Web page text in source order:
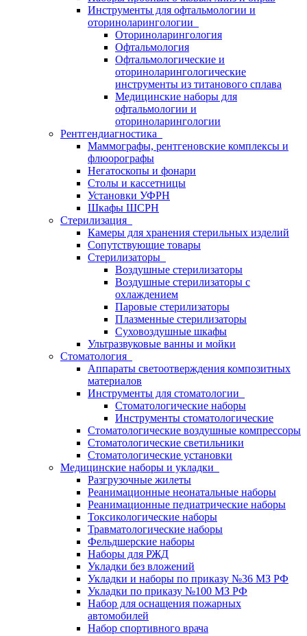
Инструменты для офтальмологии и
оториноларингологии
Оториноларингология
Офтальмология
Офтальмологические и
оториноларингологические
инструменты из титанового сплава
Медицинские наборы для
офтальмологии и
оториноларингологии
Рентгендиагностика
Маммографы, рентгеновские комплексы и
флюорографы
Негатоскопы и фонари
Столы и кассетницы
Установки УФРН
Шкафы ШСРН
Стерилизация
Камеры для хранения стерильных изделий
Сопутствующие товары
Стерилизаторы
Воздушные стерилизаторы
Воздушные стерилизаторы с
охлаждением
Паровые стерилизаторы
Плазменные стерилизаторы
Суховоздушные шкафы
Ультразвуковые ванны и мойки
Стоматология
Аппараты светоотверждения композитных
материалов
Инструменты для стоматологии
Стоматологические наборы
Инструменты стоматологические
Стоматологические воздушные компрессоры
Стоматологические светильники
Стоматологические установки
Медицинские наборы и укладки
Разгрузочные жилеты
Реанимационные неонатальные наборы
Реанимационные педиатрические наборы
Токсикологические наборы
Травматологические наборы
Фельдшерские наборы
Наборы для РЖД
Укладки без вложений
Укладки и наборы по приказу №36 МЗ РФ
Укладки по приказу №100 МЗ РФ
Набор для оснащения пожарных
автомобилей
Набор спортивного врача